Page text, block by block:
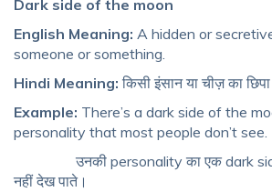
Dark side of the moon
English Meaning: A hidden or
someone or something.
Hindi Meaning: किसी इंसान या चीज़ का
Example: There’s a dark side of the
personality that most people don’t see.
उनकी personality का एक dark side है
नहीं देख पाते।